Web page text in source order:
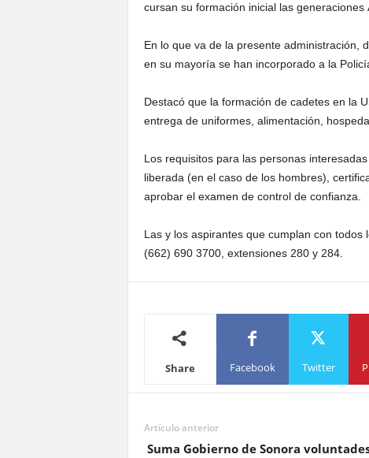
cursan su formación inicial las
En lo que va de la presente administración,
en su mayoría se han incorporado a la
Destacó que la formación de cadetes en la
entrega de uniformes, alimentación,
Los requisitos para las personas
liberada (en el caso de los hombres),
aprobar el examen de control de confianza.
Las y los aspirantes que cumplan con
(662) 690 3700, extensiones 280 y 284.
Share Facebook Twitter
Artículo anterior
Suma Gobierno de Sonora